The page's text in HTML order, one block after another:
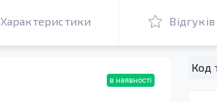
Характеристики Відгуків
в наявності
Код